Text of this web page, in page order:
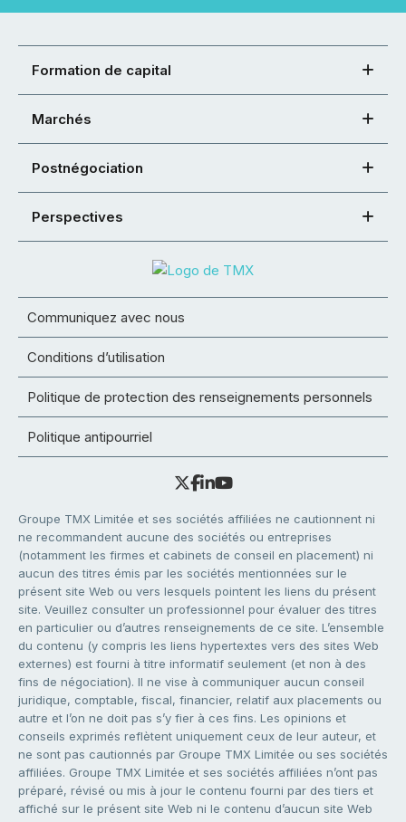
Formation de capital
Marchés
Postnégociation
Perspectives
Communiquez avec nous
Conditions d’utilisation
Politique de protection des renseignements personnels
Politique antipourriel
Groupe TMX Limitée et ses sociétés affiliées ne cautionnent ni
ne recommandent aucune des sociétés ou entreprises
(notamment les firmes et cabinets de conseil en placement) ni
aucun des titres émis par les sociétés mentionnées sur le
présent site Web ou vers lesquels pointent les liens du présent
site. Veuillez consulter un professionnel pour évaluer des titres
en particulier ou d’autres renseignements de ce site. L’ensemble
du contenu (y compris les liens hypertextes vers des sites Web
externes) est fourni à titre informatif seulement (et non à des
fins de négociation). Il ne vise à communiquer aucun conseil
juridique, comptable, fiscal, financier, relatif aux placements ou
autre et l’on ne doit pas s’y fier à ces fins. Les opinions et
conseils exprimés reflètent uniquement ceux de leur auteur, et
ne sont pas cautionnés par Groupe TMX Limitée ou ses sociétés
affiliées. Groupe TMX Limitée et ses sociétés affiliées n’ont pas
préparé, révisé ou mis à jour le contenu fourni par des tiers et
affiché sur le présent site Web ni le contenu d’aucun site Web